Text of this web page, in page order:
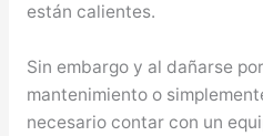
están calientes.
Sin embargo y al dañarse
mantenimiento o
necesario contar con un